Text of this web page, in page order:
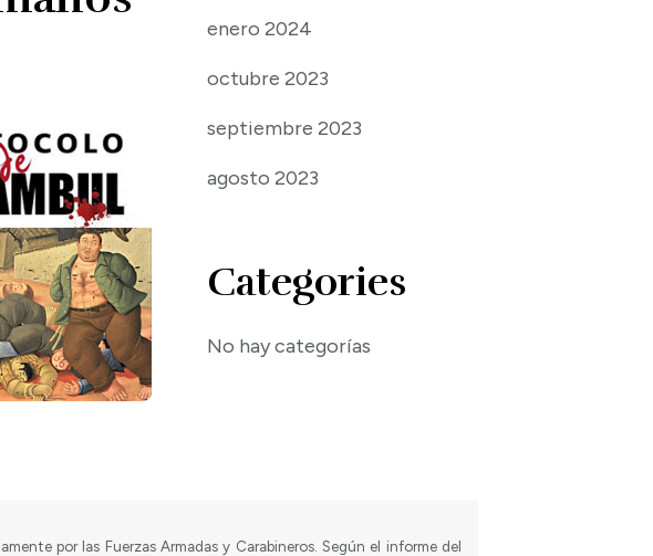
por las Fuerzas Armadas y Carabineros. Según el informe del
enero 2024
octubre 2023
septiembre 2023
agosto 2023
Categories
No hay categorías